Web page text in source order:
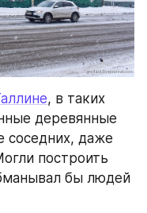
, в таких
деревянные
соседних, даже
построить
бы людей